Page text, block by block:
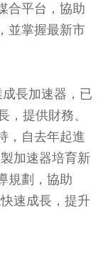
合平台，協助
並掌握最新市
長加速器，已
，提供財務、
，自去年起進
加速器培育新
規劃，協助
速成長，提升